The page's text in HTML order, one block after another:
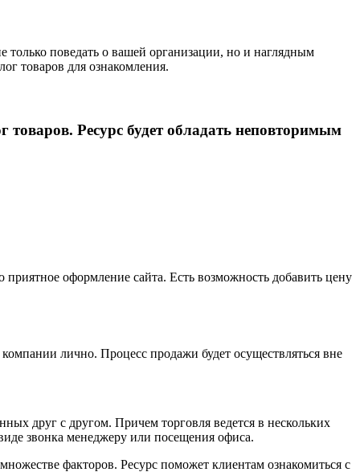
только поведать о вашей организации, но и наглядным
товаров для ознакомления.
Ресурс будет обладать неповторимым
оформление сайта. Есть возможность добавить цену
лично. Процесс продажи будет осуществляться вне
друг с другом. Причем торговля ведется в нескольких
звонка менеджеру или посещения офиса.
факторов. Ресурс поможет клиентам ознакомиться с